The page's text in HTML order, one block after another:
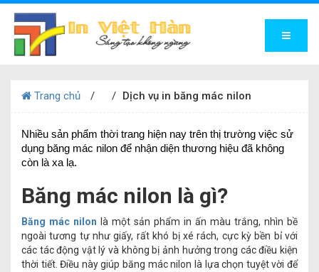
Trang chủ Dịch vụ in băng mác nilon
Nhiều sản phẩm thời trang hiện nay trên thị trường việc sử
dụng băng mác nilon để nhận diện thương hiệu đã không
còn là xa lạ.
Băng mác nilon là gì?
Băng mác nilon là một sản phẩm in ấn màu trắng, nhìn bề
ngoài tương tự như giấy, rất khó bị xé rách, cực kỳ bền bỉ với
các tác động vật lý và không bị ảnh hưởng trong các điều kiện
thời tiết. Điều này giúp băng mác nilon là lựa chọn tuyệt vời để